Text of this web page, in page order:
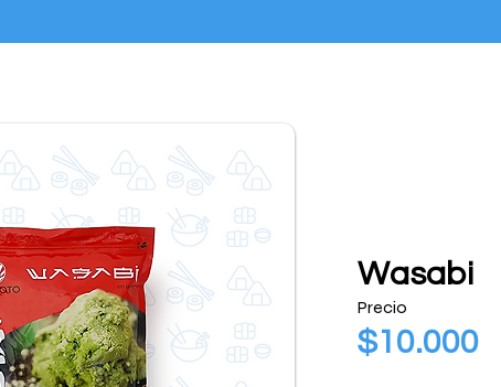
Wasabi
Precio
$10.000